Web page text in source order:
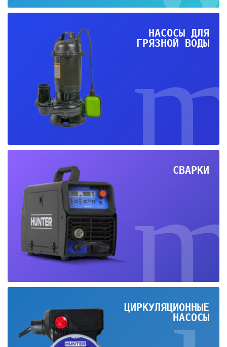
НАСОСЫ ДЛЯ
ГРЯЗНОЙ ВОДЫ
СВАРКИ
ЦИРКУЛЯЦИОННЫЕ
НАСОСЫ